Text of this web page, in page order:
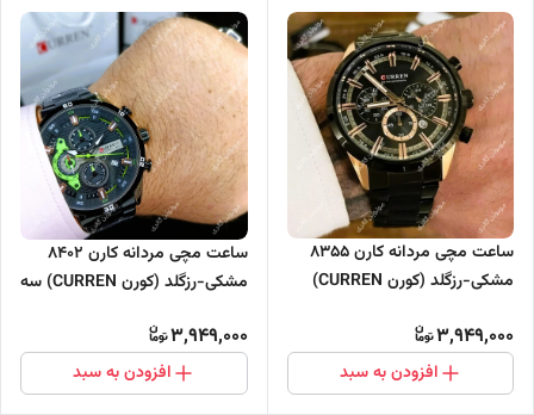
ساعت مچی مردانه کارن 8355
مشکی-رزگلد (کورن CURREN)
3,949,000
افزودن به سبد
ساعت مچی مردانه کارن 8402
مشکی-رزگلد (کورن CURREN) سه
3,949,000
افزودن به سبد